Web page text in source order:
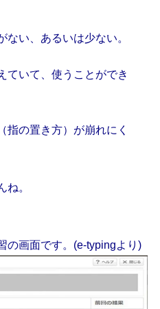
ない、あるいは少ない。
ていて、使うことができ
指の置き方）が崩れにく
。
の画面です。(e-typingより)